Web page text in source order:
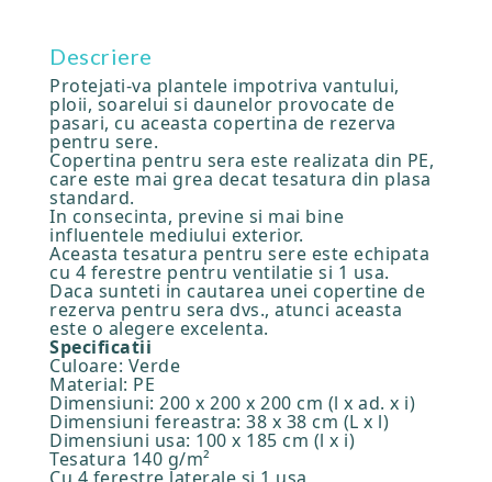
Descriere
Protejati-va plantele impotriva vantului,
ploii, soarelui si daunelor provocate de
pasari, cu aceasta copertina de rezerva
pentru sere.
Copertina pentru sera este realizata din PE,
care este mai grea decat tesatura din plasa
standard.
In consecinta, previne si mai bine
influentele mediului exterior.
Aceasta tesatura pentru sere este echipata
cu 4 ferestre pentru ventilatie si 1 usa.
Daca sunteti in cautarea unei copertine de
rezerva pentru sera dvs., atunci aceasta
este o alegere excelenta.
Specificatii
Culoare: Verde
Material: PE
Dimensiuni: 200 x 200 x 200 cm (l x ad. x i)
Dimensiuni fereastra: 38 x 38 cm (L x l)
Dimensiuni usa: 100 x 185 cm (l x i)
Tesatura 140 g/m²